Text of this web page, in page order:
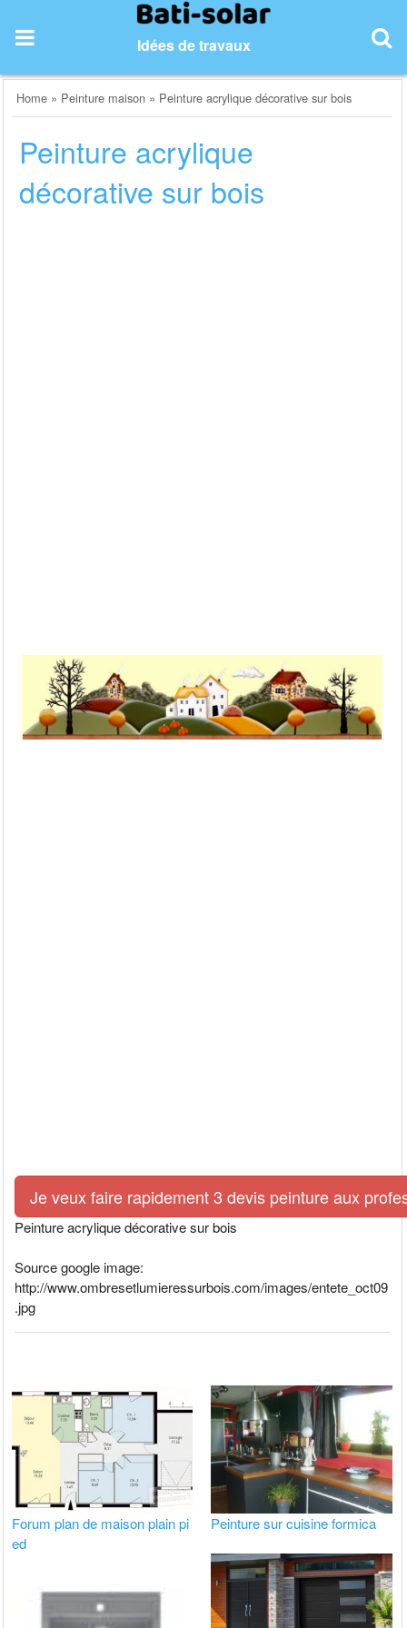
content
Idées de travaux
Home » Peinture maison » Peinture acrylique décorative sur bois
Peinture acrylique
décorative sur bois
Je veux faire rapidement 3 devis peinture aux
Peinture acrylique décorative sur bois
Source google image:
http://www.ombresetlumieressurbois.com/images/entete_oct09
.jpg
Forum plan de maison plain pi
ed
Peinture sur cuisine formica